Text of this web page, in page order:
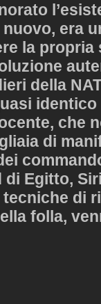
era
la propria
della
che
di
Egitto,
di
folla,